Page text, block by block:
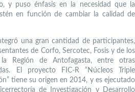
y puso énfasis en la necesidad que la
en función de cambiar la calidad de
una gran cantidad de participantes,
de Corfo, Sercotec, Fosis y de los
Región de Antofagasta, entre otras
El proyecto FIC-R “Núcleos Triple
tiene su origen en 2014, y es ejecutado
de Investigación y Desarrollo